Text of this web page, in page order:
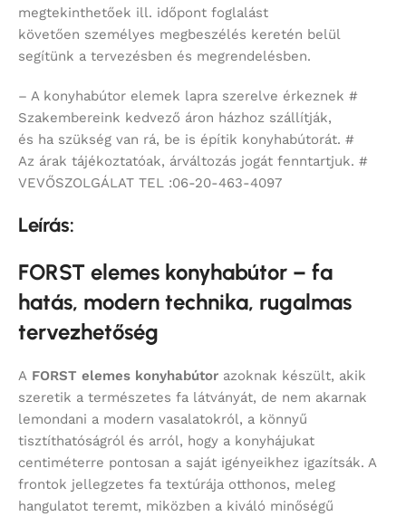
megtekinthetőek ill. időpont foglalást
követően személyes megbeszélés keretén belül
segítünk a tervezésben és megrendelésben.
– A konyhabútor elemek lapra szerelve érkeznek #
Szakembereink kedvező áron házhoz szállítják,
és ha szükség van rá, be is építik konyhabútorát. #
Az árak tájékoztatóak, árváltozás jogát fenntartjuk. #
VEVŐSZOLGÁLAT TEL :06-20-463-4097
Leírás:
FORST elemes konyhabútor – fa
hatás, modern technika, rugalmas
tervezhetőség
A FORST elemes konyhabútor azoknak készült, akik
szeretik a természetes fa látványát, de nem akarnak
lemondani a modern vasalatokról, a könnyű
tisztíthatóságról és arról, hogy a konyhájukat
centiméterre pontosan a saját igényeikhez igazítsák. A
frontok jellegzetes fa textúrája otthonos, meleg
hangulatot teremt, miközben a kiváló minőségű